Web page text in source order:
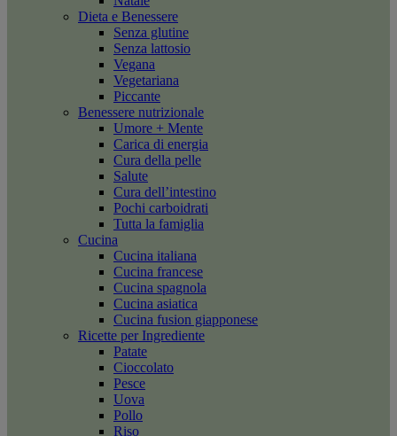
Dieta e Benessere
Senza glutine
Senza lattosio
Vegana
Vegetariana
Piccante
Benessere nutrizionale
Umore + Mente
Carica di energia
Cura della pelle
Salute
Cura dell’intestino
Pochi carboidrati
Tutta la famiglia
Cucina
Cucina italiana
Cucina francese
Cucina spagnola
Cucina asiatica
Cucina fusion giapponese
Ricette per Ingrediente
Patate
Cioccolato
Pesce
Uova
Pollo
Riso